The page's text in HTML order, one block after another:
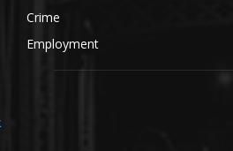
Crime
Employment